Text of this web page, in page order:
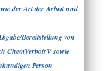
der Art der Arbeit und
Bereitstellung von
ChemVerbotsV sowie
Person